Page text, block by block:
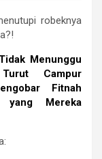
robeknya
Menunggu
Campur
Fitnah
yang Mereka